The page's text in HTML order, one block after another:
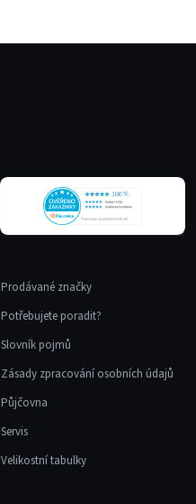
Prodávané značky
Potřebujete poradit?
Slovník pojmů
Zásady zpracování osobních údajů
Půjčovna
Servis
Velikostní tabulky